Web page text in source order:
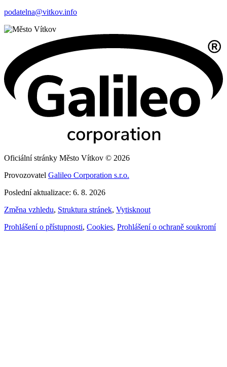
podatelna@vitkov.info
Oficiální stránky Město Vítkov © 2026
Provozovatel Galileo Corporation s.r.o.
Poslední aktualizace: 6. 8. 2026
Změna vzhledu, Struktura stránek, Vytisknout
Prohlášení o přístupnosti, Cookies, Prohlášení o ochraně soukromí